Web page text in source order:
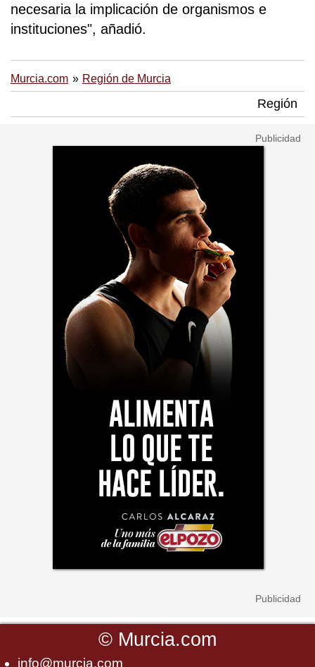
necesaria la implicación de organismos e
instituciones", añadió.
Murcia.com Región de Murcia
Región
© Murcia.com
info@murcia.com